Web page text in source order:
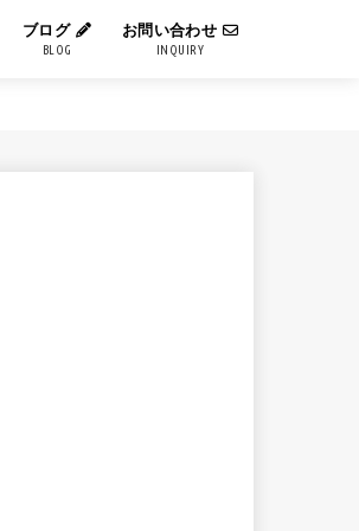
ブログ
BLOG
お問い合わせ
INQUIRY